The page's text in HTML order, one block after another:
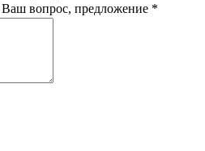
Ваш вопрос, предложение *